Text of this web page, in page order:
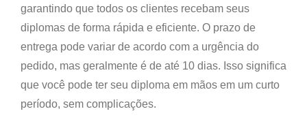
garantindo que todos os clientes recebam seus
diplomas de forma rápida e eficiente. O prazo de
entrega pode variar de acordo com a urgência do
pedido, mas geralmente é de até 10 dias. Isso significa
que você pode ter seu diploma em mãos em um curto
período, sem complicações.